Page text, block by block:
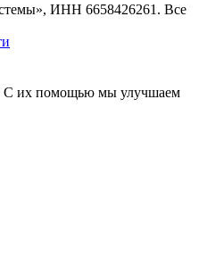
ИНН 6658426261. Все
С их помощью мы улучшаем